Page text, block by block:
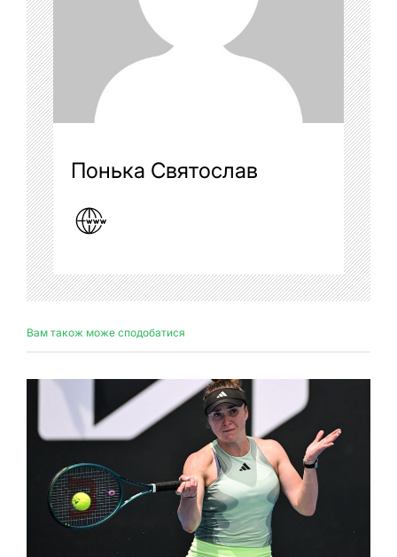
Понька Святослав
Вам також може сподобатися